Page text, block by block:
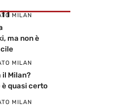
MILAN
ma non è
MILAN
Milan?
quasi certo
MILAN